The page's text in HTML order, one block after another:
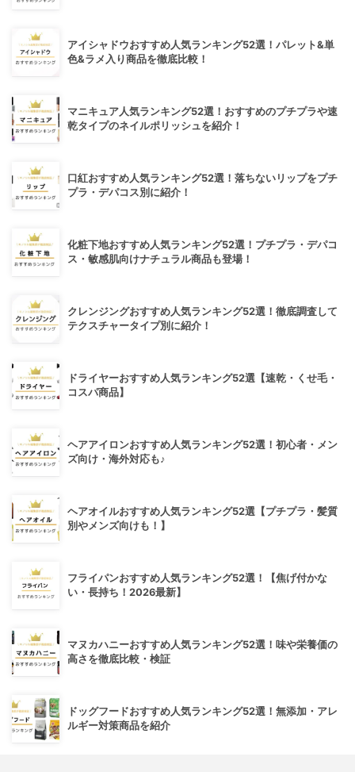
アイシャドウおすすめ人気ランキング52選！パレット&単
色&ラメ入り商品を徹底比較！
マニキュア人気ランキング52選！おすすめのプチプラや速
乾タイプのネイルポリッシュを紹介！
口紅おすすめ人気ランキング52選！落ちないリップをプチ
プラ・デパコス別に紹介！
化粧下地おすすめ人気ランキング52選！プチプラ・デパコ
ス・敏感肌向けナチュラル商品も登場！
クレンジングおすすめ人気ランキング52選！徹底調査して
テクスチャータイプ別に紹介！
ドライヤーおすすめ人気ランキング52選【速乾・くせ毛・
コスパ商品】
ヘアアイロンおすすめ人気ランキング52選！初心者・メン
ズ向け・海外対応も♪
ヘアオイルおすすめ人気ランキング52選【プチプラ・髪質
別やメンズ向けも！】
フライパンおすすめ人気ランキング52選！【焦げ付かな
い・長持ち！2026最新】
マヌカハニーおすすめ人気ランキング52選！味や栄養価の
高さを徹底比較・検証
ドッグフードおすすめ人気ランキング52選！無添加・アレ
ルギー対策商品を紹介